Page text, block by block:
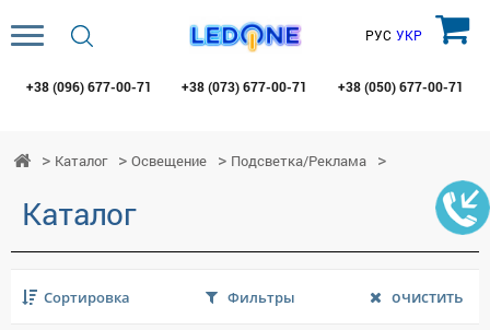
+38 (096) 677-00-71 +38 (073)677-00-71 +38 (050)677-00-71
РУС УКР
Каталог Освещение Подсветка/Реклама
Каталог
Сортировка Фильтры очистить